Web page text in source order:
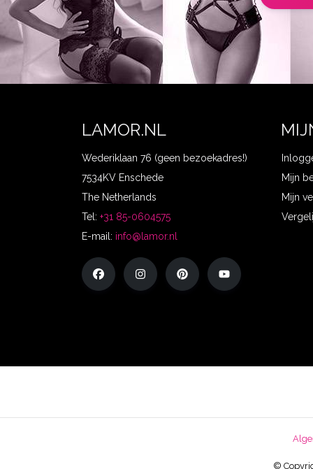
LAMOR.NL
Wederiklaan 76 (geen bezoekadres!)
7534KV Enschede
The Netherlands
Tel: +31 85-0604575
E-mail: info@lamor.nl
Mijn
Mijn
©